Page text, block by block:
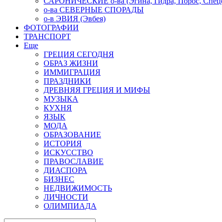
о-ва СЕВЕРНЫЕ СПОРАДЫ
о-в ЭВИЯ (Эвбея)
ФОТОГРАФИИ
ТРАНСПОРТ
Еще
ГРЕЦИЯ СЕГОДНЯ
ОБРАЗ ЖИЗНИ
ИММИГРАЦИЯ
ПРАЗДНИКИ
ДРЕВНЯЯ ГРЕЦИЯ И МИФЫ
МУЗЫКА
КУХНЯ
ЯЗЫК
МОДА
ОБРАЗОВАНИЕ
ИСТОРИЯ
ИСКУССТВО
ПРАВОСЛАВИЕ
ДИАСПОРА
БИЗНЕС
НЕДВИЖИМОСТЬ
ЛИЧНОСТИ
ОЛИМПИАДА